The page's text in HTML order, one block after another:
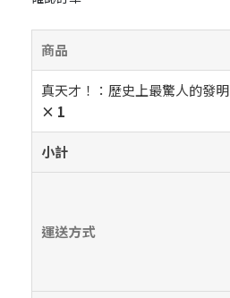
商品
真天才！：歷史上最驚人的發明
× 1
小計
運送方式